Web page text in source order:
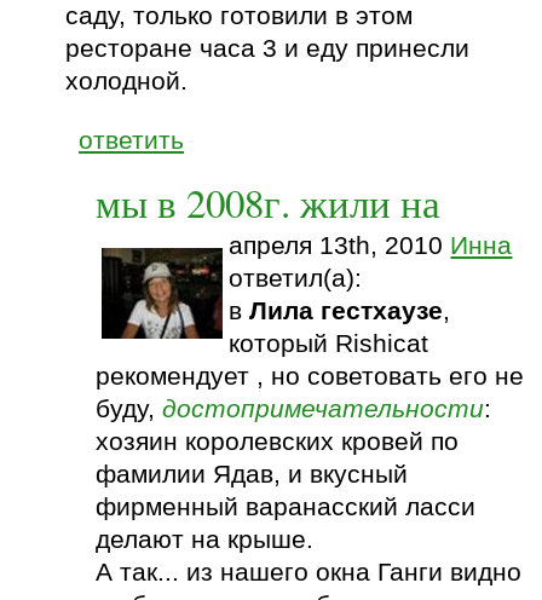
саду, только готовили в этом
ресторане часа 3 и еду принесли
холодной.
ответить
мы в 2008г. жили на
апреля 13th, 2010 Инна
ответил(а):
вЛила гестхаузе,
который Rishicat
рекомендует , но советовать его не
буду,достопримечательности:
хозяин королевских кровей по
фамилии Ядав, и вкусный
фирменный варанасский ласси
делают на крыше.
А так... из нашего окна Ганги видно